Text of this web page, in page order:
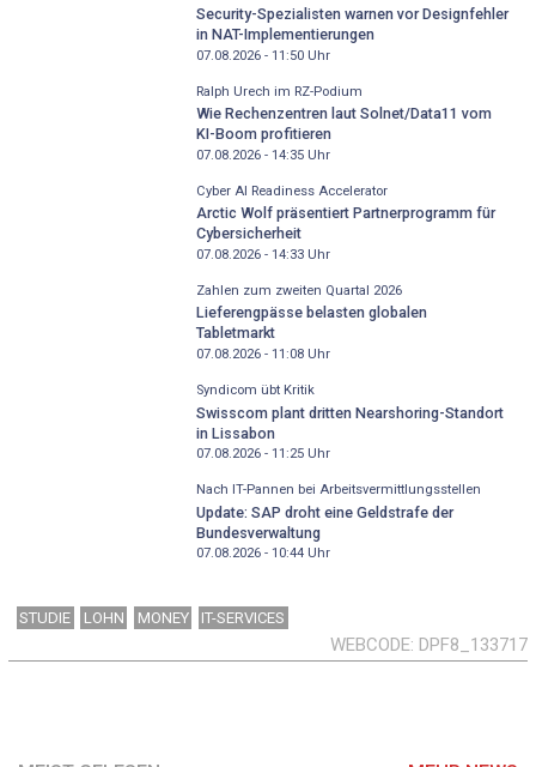
Security-Spezialisten warnen vor Designfehler
in NAT-Implementierungen
07.08.2026 - 11:50Uhr
Ralph Urech im RZ-Podium
Wie Rechenzentren laut Solnet/Data11 vom
KI-Boom profitieren
07.08.2026 - 14:35Uhr
Cyber AI Readiness Accelerator
Arctic Wolf präsentiert Partnerprogramm für
Cybersicherheit
07.08.2026 - 14:33Uhr
Zahlen zum zweiten Quartal 2026
Lieferengpässe belasten globalen
Tabletmarkt
07.08.2026 - 11:08Uhr
Syndicom übt Kritik
Swisscom plant dritten Nearshoring-Standort
in Lissabon
07.08.2026 - 11:25Uhr
Nach IT-Pannen bei Arbeitsvermittlungsstellen
Update: SAP droht eine Geldstrafe der
Bundesverwaltung
07.08.2026 - 10:44Uhr
STUDIE LOHN MONEY IT-SERVICES
WEBCODE DPF8_133717